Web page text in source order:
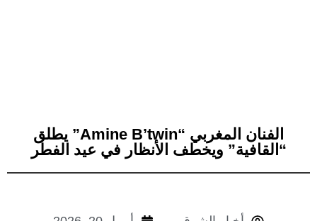
الفنان المغربي “Amine B’twin” يطلق
“القافية” ويخطف الأنظار في عيد الفطر